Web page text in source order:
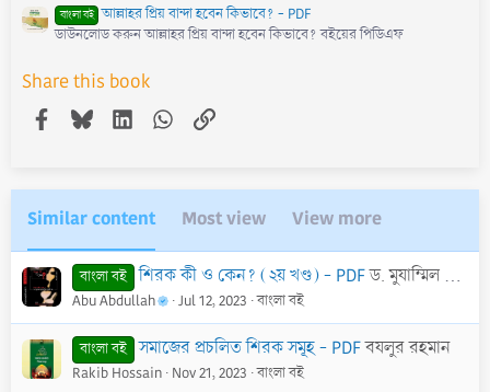
বাংলা বই আল্লাহর প্রিয় বান্দা হবেন কিভাবে? - PDF
ডাউনলোড করুন আল্লাহর প্রিয় বান্দা হবেন কিভাবে? বইয়ের পিডিএফ
Share this book
Facebook
BlueskyLinkedInWhatsApp
Link
Similar content Most view View more
বাংলা বই শিরক কী ও কেন? (২য় খণ্ড) - PDFড. মুযাম্মিল আলী
Abu Abdullah Jul 12, 2023 বাংলা বই
বাংলা বই সমাজের প্রচলিত শিরক সমূহ - PDFবযলুর রহমান
Rakib Hossain Nov 21, 2023 বাংলা বই